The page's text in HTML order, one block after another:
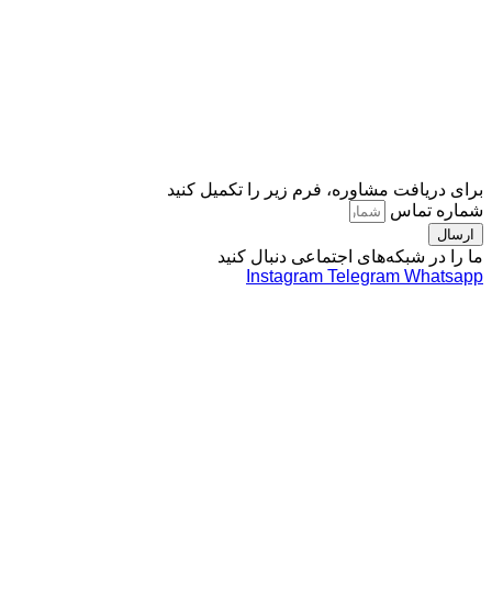
مشاوره، فرم زیر را تکمیل کنید
شبکه‌های اجتماعی دنبال کنید
Instagram Telegram